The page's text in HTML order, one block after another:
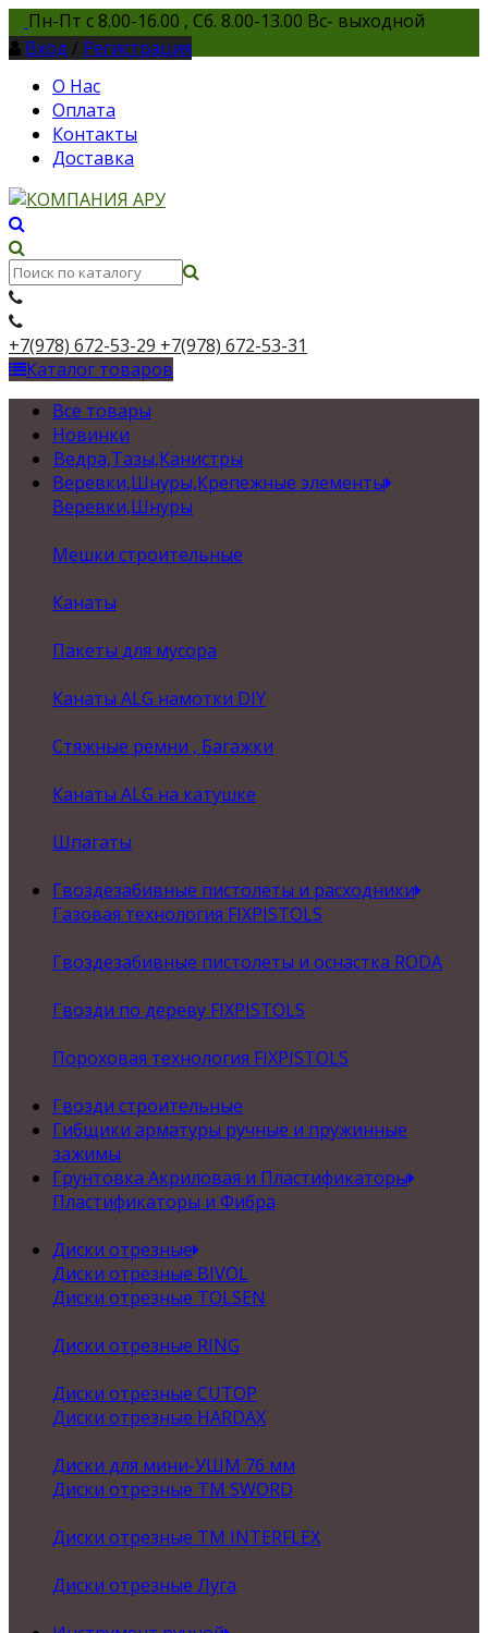
Пн-Пт с 8.00-16.00 , Сб. 8.00-13.00 Вс- выходной
Вход / Регистрация
О Нас
Оплата
Контакты
Доставка
+7(978) 672-53-29 +7(978) 672-53-31
Каталог товаров
Все товары
Новинки
Ведра,Тазы,Канистры
Веревки,Шнуры,Крепежные элементы
Веревки,Шнуры
Мешки строительные
Канаты
Пакеты для мусора
Канаты ALG намотки DIY
Стяжные ремни , Багажки
Канаты ALG на катушке
Шпагаты
Гвоздезабивные пистолеты и расходники
Газовая технология FIXPISTOLS
Гвоздезабивные пистолеты и оснастка RODA
Гвозди по дереву FIXPISTOLS
Пороховая технология FIXPISTOLS
Гвозди строительные
Гибщики арматуры ручные и пружинные
зажимы
Грунтовка Акриловая и Пластификаторы
Пластификаторы и Фибра
Диски отрезные
Диски отрезные BIVOL
Диски отрезные TOLSEN
Диски отрезные RING
Диски отрезные CUTOP
Диски отрезные HARDAX
Диски для мини-УШМ 76 мм
Диски отрезные ТМ SWORD
Диски отрезные ТМ INTERFLEX
Диски отрезные Луга